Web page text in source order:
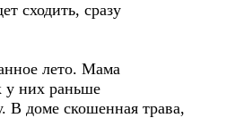
сходить, сразу
лето. Мама
у них раньше
В доме скошенная трава,